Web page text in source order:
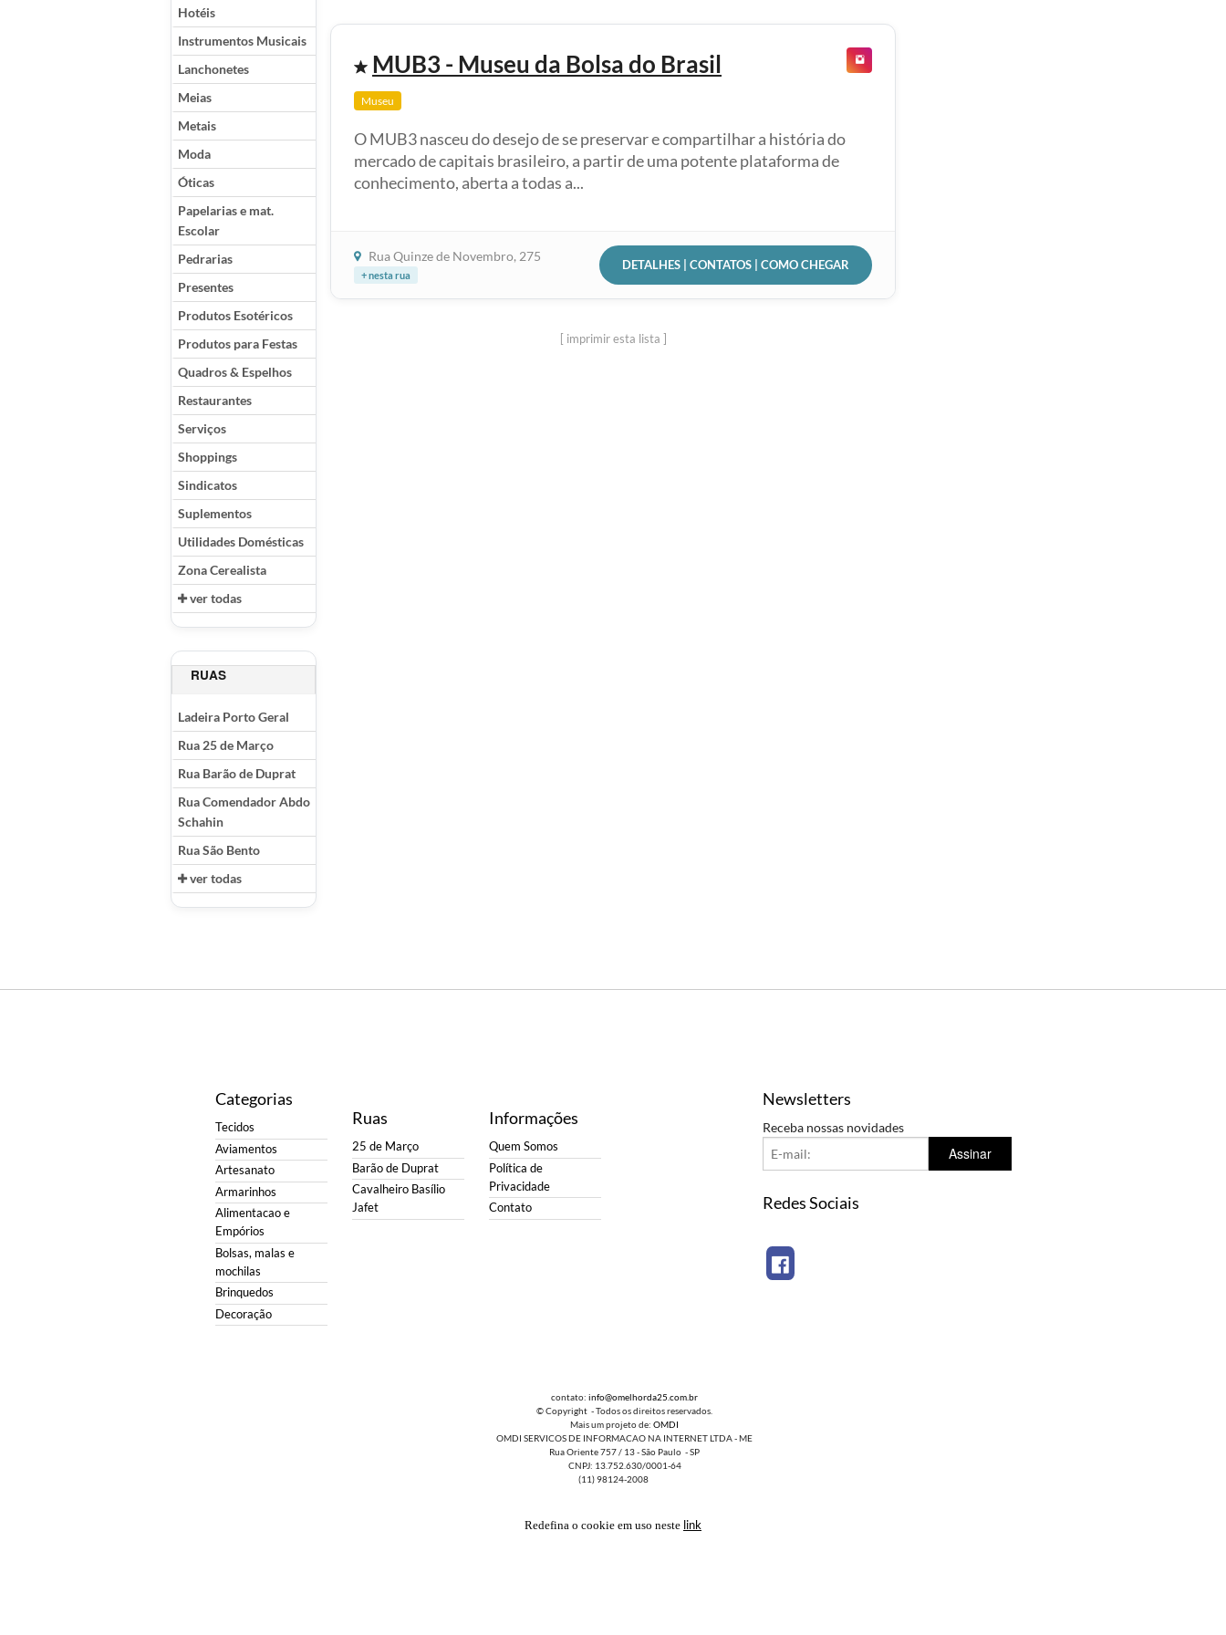
Hotéis
Instrumentos Musicais
Lanchonetes
Meias
Metais
Moda
Óticas
Papelarias e mat.
Escolar
Pedrarias
Presentes
Produtos Esotéricos
Produtos para Festas
Quadros & Espelhos
Restaurantes
Serviços
Shoppings
Sindicatos
Suplementos
Utilidades Domésticas
Zona Cerealista
ver todas
RUAS
Ladeira Porto Geral
Rua 25 de Março
Rua Barão de Duprat
Rua Comendador Abdo
Schahin
Rua São Bento
ver todas
MUB3 - Museu da Bolsa do Brasil
Museu
O MUB3 nasceu do desejo de se preservar e compartilhar a história do
mercado de capitais brasileiro, a partir de uma potente plataforma de
conhecimento, aberta a todas a...
Rua Quinze de Novembro, 275
+ nesta rua
DETALHES | CONTATOS | COMO CHEGAR
[ imprimir esta lista ]
Categorias
Tecidos
Aviamentos
Artesanato
Armarinhos
Alimentacao e
Empórios
Bolsas, malas e
mochilas
Brinquedos
Decoração
Ruas
25 de Março
Barão de Duprat
Cavalheiro Basílio
Jafet
Informações
Quem Somos
Política de
Privacidade
Contato
Newsletters
Receba nossas novidades
Assinar
Redes Sociais
contato: info@omelhorda25.com.br
© Copyright - Todos os direitos reservados.
Mais um projeto de: OMDI
OMDI SERVICOS DE INFORMACAO NA INTERNET LTDA - ME
Rua Oriente 757 / 13 - São Paulo - SP
CNPJ: 13.752.630/0001-64
(11) 98124-2008
Redefina o cookie em uso neste link